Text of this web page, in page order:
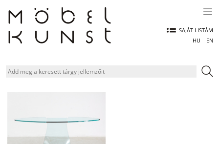
content
SAJÁT LISTÁM
HU
EN